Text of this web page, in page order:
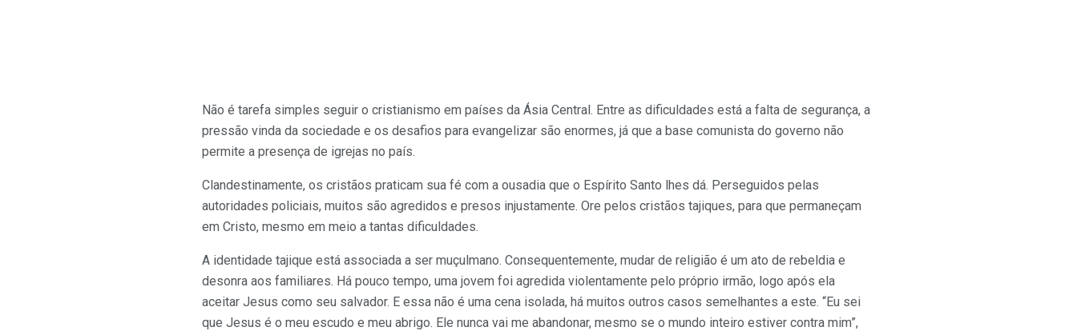
Não é tarefa simples seguir o cristianismo em países da Ásia Central. Entre as dificuldades está a falta de segurança, a
pressão vinda da sociedade e os desafios para evangelizar são enormes, já que a base comunista do governo não
permite a presença de igrejas no país.
Clandestinamente, os cristãos praticam sua fé com a ousadia que o Espírito Santo lhes dá. Perseguidos pelas
autoridades policiais, muitos são agredidos e presos injustamente. Ore pelos cristãos tajiques, para que permaneçam
em Cristo, mesmo em meio a tantas dificuldades.
A identidade tajique está associada a ser muçulmano. Consequentemente, mudar de religião é um ato de rebeldia e
desonra aos familiares. Há pouco tempo, uma jovem foi agredida violentamente pelo próprio irmão, logo após ela
aceitar Jesus como seu salvador. E essa não é uma cena isolada, há muitos outros casos semelhantes a este. “Eu sei
que Jesus é o meu escudo e meu abrigo. Ele nunca vai me abandonar, mesmo se o mundo inteiro estiver contra mim”,